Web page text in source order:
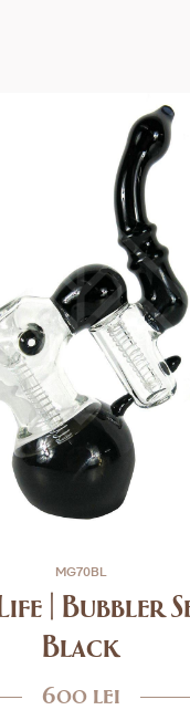
MG70BL
| Bubbler
Black
600 lei